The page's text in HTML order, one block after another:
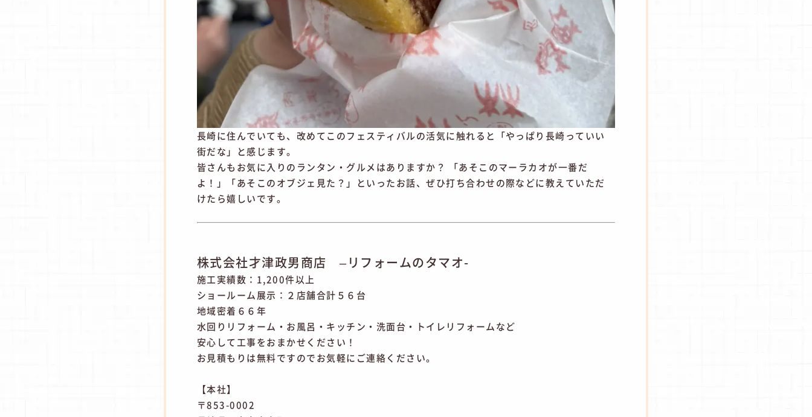
長崎に住んでいても、改めてこのフェスティバルの活気に触れると「やっぱり長崎っていい
街だな」と感じます。
皆さんもお気に入りのランタン・グルメはありますか？ 「あそこのマーラカオが一番だ
よ！」「あそこのオブジェ見た？」といったお話、ぜひ打ち合わせの際などに教えていただ
けたら嬉しいです。
株式会社才津政男商店 –リフォームのタマオ-
施工実績数：1,200件以上
ショールーム展示：２店舗合計５６台
地域密着６６年
水回りリフォーム・お風呂・キッチン・洗面台・トイレリフォームなど
安心して工事をおまかせください！
お見積もりは無料ですのでお気軽にご連絡ください。
【本社】
〒853-0002